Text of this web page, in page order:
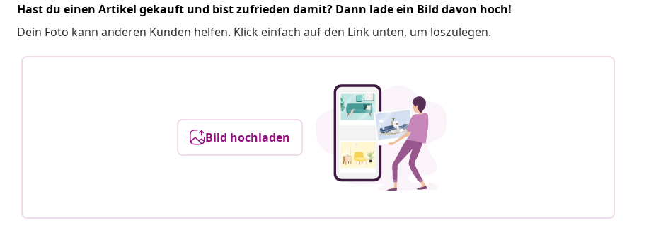
Hast du einen Artikel gekauft und bist zufrieden damit? Dann lade ein Bild davon hoch!
Dein Foto kann anderen Kunden helfen. Klick einfach auf den Link unten, um loszulegen.
Bild hochladen